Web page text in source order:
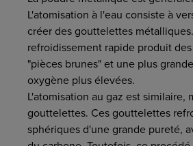
L'atomisation à l'eau consiste à
créer des gouttelettes
refroidissement rapide produit
"pièces brunes" et une plus
oxygène plus élevées.
L'atomisation au gaz est
gouttelettes. Ces gouttelettes
sphériques d'une grande pureté,